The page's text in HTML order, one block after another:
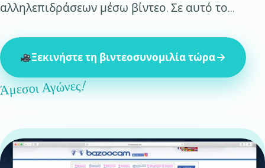
αλληλεπιδράσεων μέσω βίντεο. Σε αυτό το…
Ξεκινήστε τη βιντεοσυνομιλία τώρα
Άμεσοι Αγώνες!